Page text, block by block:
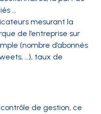
…
mesurant la
de l’entreprise sur
(nombre d’abonnés
…), taux de
de gestion, ce